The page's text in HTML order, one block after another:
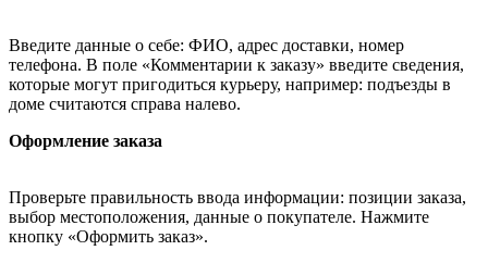
Введите данные о себе: ФИО, адрес доставки, номер
телефона. В поле «Комментарии к заказу» введите сведения,
которые могут пригодиться курьеру, например: подъезды в
доме считаются справа налево.
Оформление заказа
Проверьте правильность ввода информации: позиции заказа,
выбор местоположения, данные о покупателе. Нажмите
кнопку «Оформить заказ».